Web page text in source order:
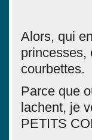
Alors, qui
princesses,
courbettes.
Parce que
lachent, je
PETITS